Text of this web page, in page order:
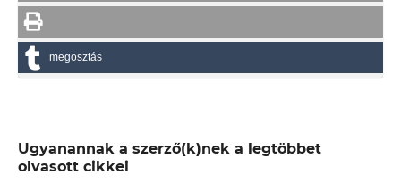
megosztás
Ugyanannak a szerző(k)nek a legtöbbet
olvasott cikkei